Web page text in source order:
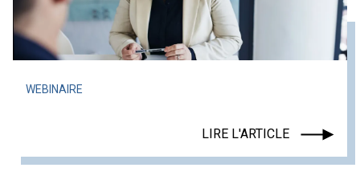
WEBINAIRE
LIRE L'ARTICLE